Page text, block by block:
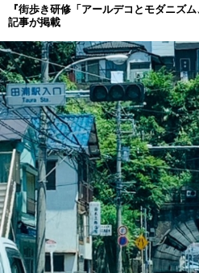
『街歩き研修「アールデコとモダニズ
記事が掲載